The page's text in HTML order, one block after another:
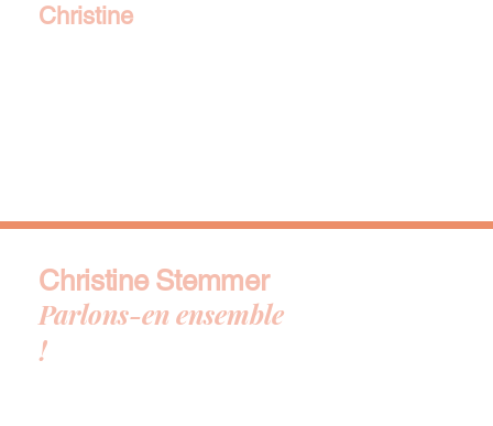
Christine
Christine Stemmer
Parlons-en ensemble
!